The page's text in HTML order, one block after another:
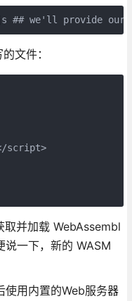
## we'll provide our
文件：
script>
并加载 WebAssembl
说一下，新的 WASM
使用内置的Web服务器